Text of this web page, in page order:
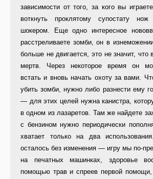
зависимости от того, за кого вы
воткнуть проклятому супостату
шокером. Еще одно интересное
расстреливаете зомби, он в
больше не двигается, это не значит, что
мертв. Через некоторое время он
встать и вновь начать охоту за вами.
убить зомби, нужно либо разнести ему
— для этих целей нужна канистра,
в одном из лазаретов. Там же найдете
с бензином нужно периодически
хватает только на два
осталось без изменения — игру мы по-
на печатных машинках, здоровье
помощью трав и спреев первой